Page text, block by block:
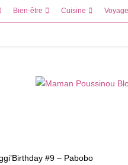
Bien-être Cuisine